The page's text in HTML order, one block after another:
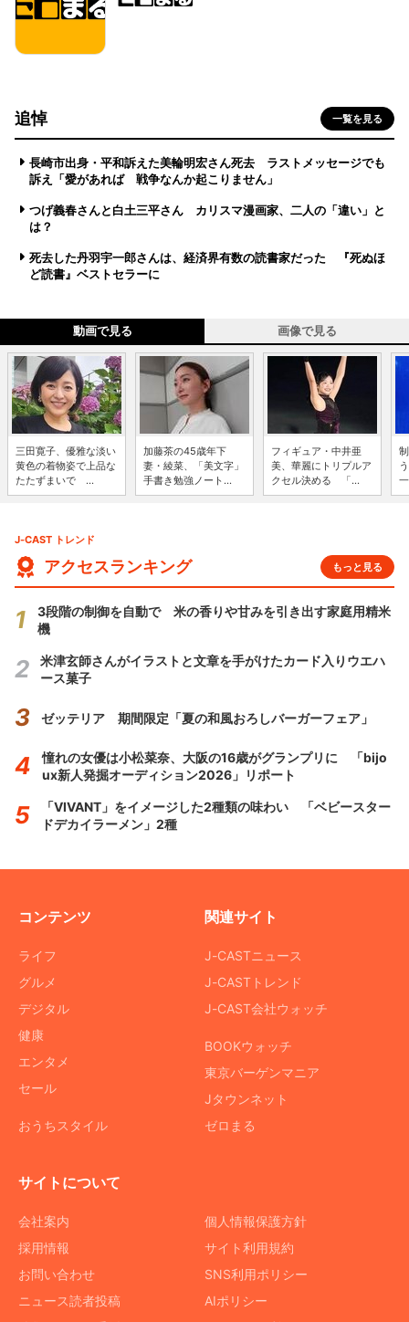
追悼 一覧を見る
長崎市出身・平和訴えた美輪明宏さん死去 ラストメッセージでも
訴え「愛があれば 戦争なんか起こりません」
つげ義春さんと白土三平さん カリスマ漫画家、二人の「違い」と
は？
死去した丹羽宇一郎さんは、経済界有数の読書家だった 『死ぬほ
ど読書』ベストセラーに
動画で見る 画像で見る
三田寛子、優雅な淡い
黄色の着物姿で上品な
たたずまいで ...
加藤茶の45歳年下
妻・綾菜、「美文字」
手書き勉強ノート...
フィギュア・中井亜
美、華麗にトリプルア
クセル決める 「...
J-CAST トレンド
アクセスランキング もっと見る
3段階の制御を自動で 米の香りや甘みを引き出す家庭用精米
機
米津玄師さんがイラストと文章を手がけたカード入りウエハ
ース菓子
ゼッテリア 期間限定「夏の和風おろしバーガーフェア」
憧れの女優は小松菜奈、大阪の16歳がグランプリに 「bijo
ux新人発掘オーディション2026」リポート
「VIVANT」をイメージした2種類の味わい 「ベビースター
ドデカイラーメン」2種
コンテンツ
ライフ
グルメ
デジタル
健康
エンタメ
セール
おうちスタイル
関連サイト
J-CASTニュース
J-CASTトレンド
J-CAST会社ウォッチ
BOOKウォッチ
東京バーゲンマニア
Jタウンネット
ゼロまる
サイトについて
会社案内
採用情報
お問い合わせ
ニュース読者投稿
個人情報保護方針
サイト利用規約
SNS利用ポリシー
AIポリシー